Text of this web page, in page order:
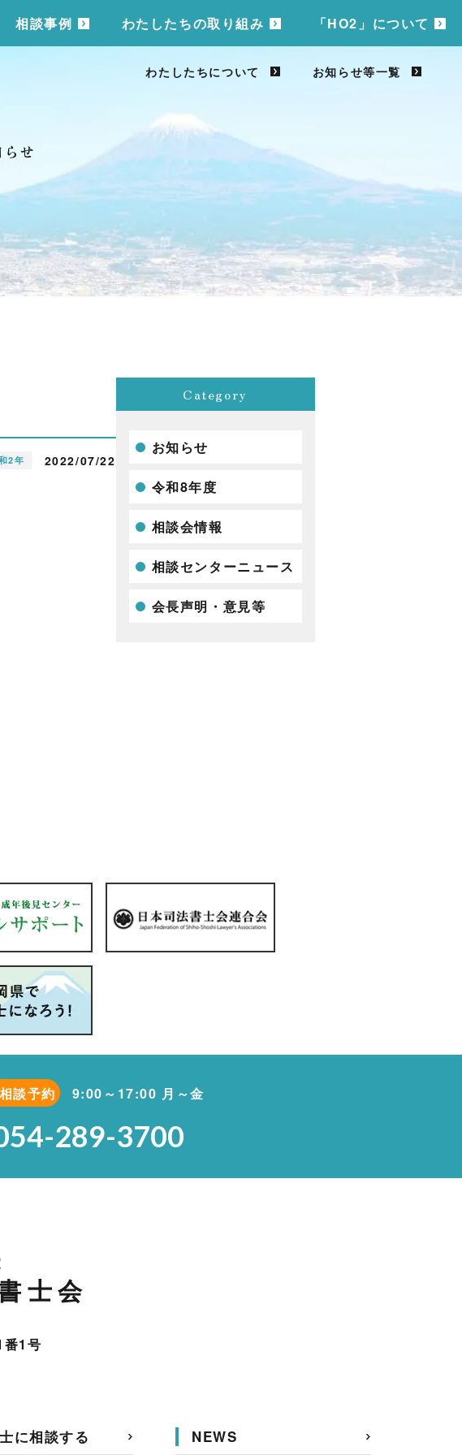
相談事例 わたしたちの取り組み 「HO2」について
わたしたちについて お知らせ等一覧
せ
2年 2022/07/22
Category
お知らせ
令和8年度
相談会情報
相談センターニュース
会長声明・意見等
談予約 9:00～17:00 月～金
289-3700
士会
番1号
に相談する NEWS